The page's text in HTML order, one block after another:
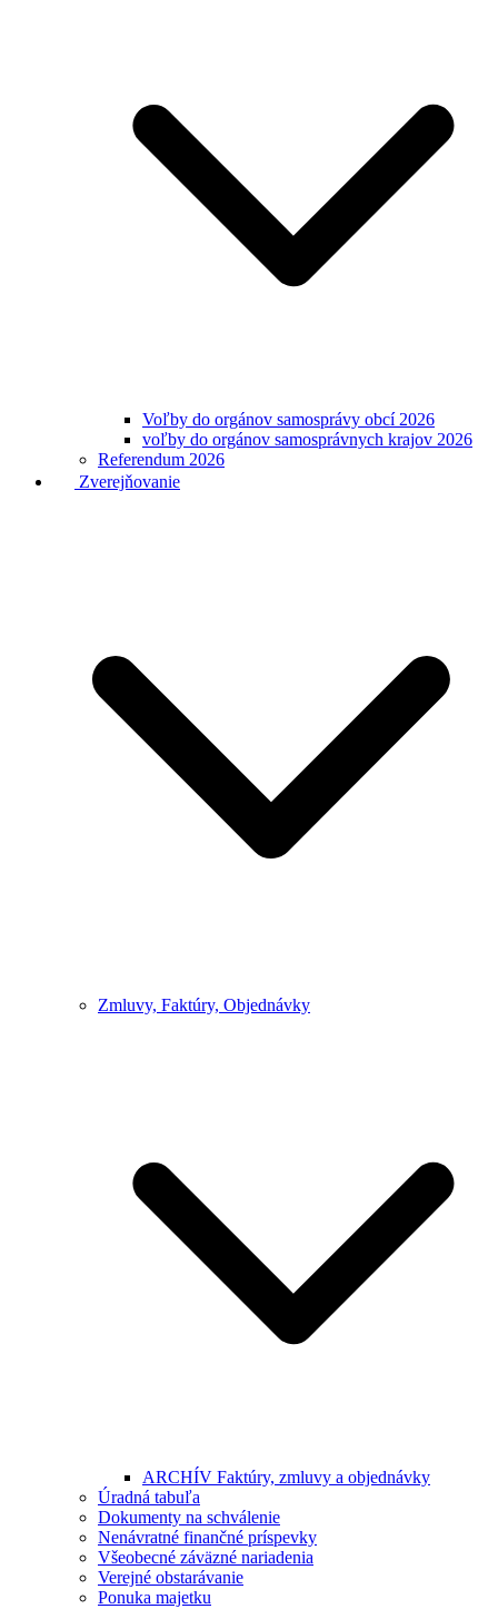
Voľby do orgánov samosprávy obcí 2026
voľby do orgánov samosprávnych krajov 2026
Referendum 2026
Zverejňovanie
Zmluvy, Faktúry, Objednávky
ARCHÍV Faktúry, zmluvy a objednávky
Úradná tabuľa
Dokumenty na schválenie
Nenávratné finančné príspevky
Všeobecné záväzné nariadenia
Verejné obstarávanie
Ponuka majetku